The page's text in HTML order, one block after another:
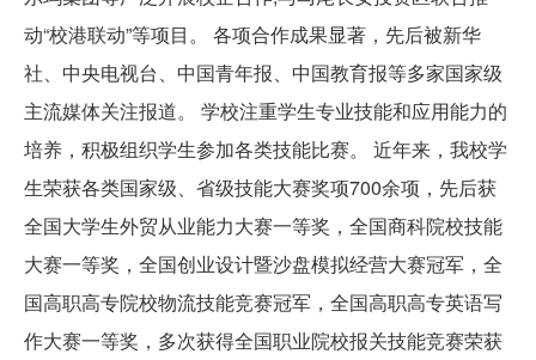
动“校港联动”等项目。 各项合作成果显著，先后被新华
社、中央电视台、中国青年报、中国教育报等多家国家级
主流媒体关注报道。 学校注重学生专业技能和应用能力的
培养，积极组织学生参加各类技能比赛。 近年来，我校学
生荣获各类国家级、省级技能大赛奖项700余项，先后获
全国大学生外贸从业能力大赛一等奖，全国商科院校技能
大赛一等奖，全国创业设计暨沙盘模拟经营大赛冠军，全
国高职高专院校物流技能竞赛冠军，全国高职高专英语写
作大赛一等奖，多次获得全国职业院校报关技能竞赛荣获